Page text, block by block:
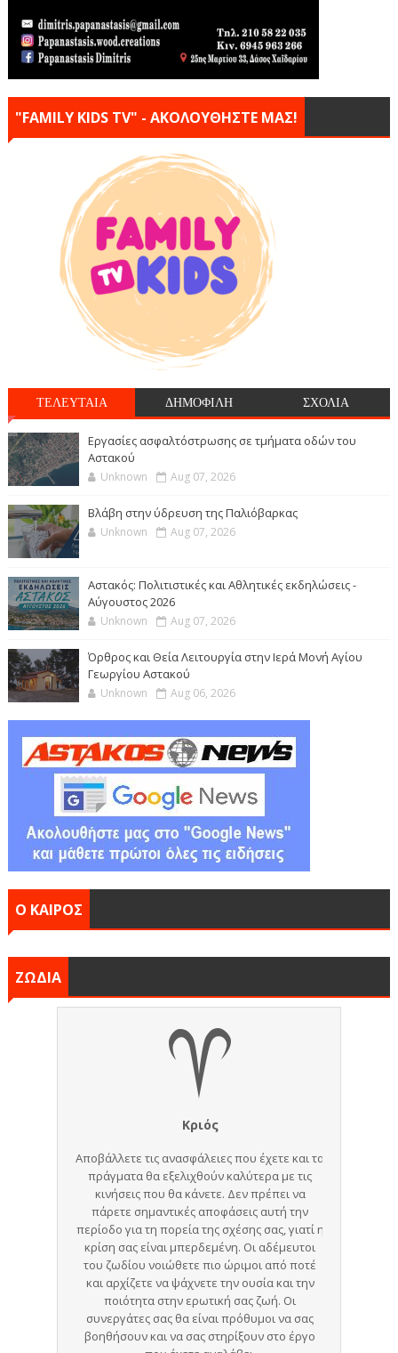
"FAMILY KIDS TV" - ΑΚΟΛΟΥΘΗΣΤΕ ΜΑΣ!
ΤΕΛΕΥΤΑΙΑ ΔΗΜΟΦΙΛΗ ΣΧΟΛΙΑ
Εργασίες ασφαλτόστρωσης σε τμήματα οδών του
Αστακού
Unknown Aug 07, 2026
Βλάβη στην ύδρευση της Παλιόβαρκας
Unknown Aug 07, 2026
Αστακός: Πολιτιστικές και Αθλητικές εκδηλώσεις -
Αύγουστος 2026
Unknown Aug 07, 2026
Όρθρος και Θεία Λειτουργία στην Ιερά Μονή Αγίου
Γεωργίου Αστακού
Unknown Aug 06, 2026
Ο ΚΑΙΡΟΣ
ΖΩΔΙΑ